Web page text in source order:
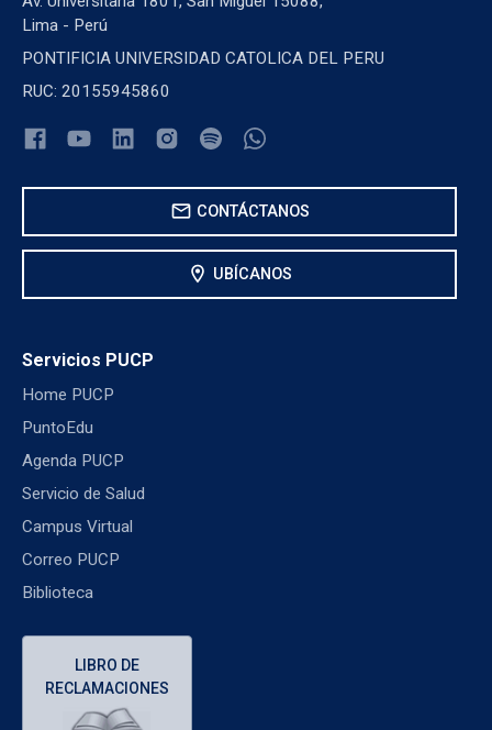
Lima - Perú
PONTIFICIA UNIVERSIDAD CATOLICA DEL PERU
RUC: 20155945860
mail CONTÁCTANOS
location_on UBÍCANOS
Servicios PUCP
Home PUCP
PuntoEdu
Agenda PUCP
Servicio de Salud
Campus Virtual
Correo PUCP
Biblioteca
LIBRO DE
RECLAMACIONES